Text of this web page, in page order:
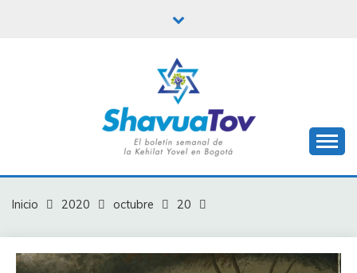
BOLETÍN SHAVUA
TOV
Inicio 2020 octubre 20